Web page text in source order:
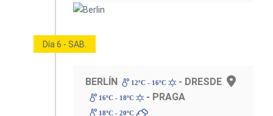
Día 6 - SAB.
BERLÍN 12ºC - 16ºC - DRESDE
16ºC - 18ºC - PRAGA
18ºC - 20ºC